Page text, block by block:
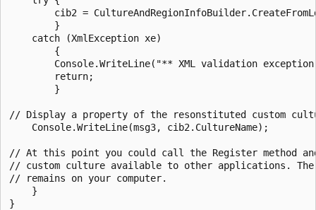
cib2 =
        }
    catch (XmlException xe)
        {
Console.WriteLine("** XML validation
        return;
        }
// Display a property of the resonstituted custom
    Console.WriteLine(msg3, cib2.CultureName);
// At this point you could call the Register method
// custom culture available to other applications. The
// remains on your computer.
    }
}